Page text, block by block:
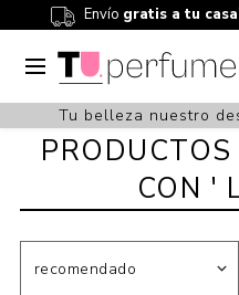
Envío gratis a tu
Tu belleza nuestro
CON '